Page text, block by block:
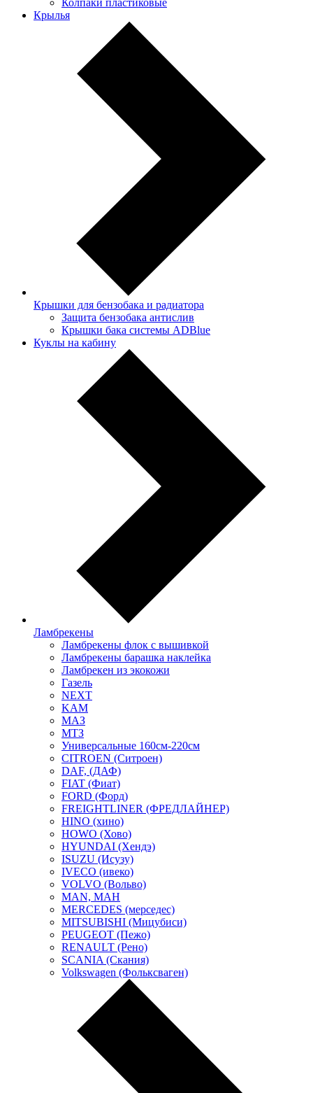
Крылья
Крышки для бензобака и радиатора
Защита бензобака антислив
Крышки бака системы ADBlue
Куклы на кабину
Ламбрекены
Ламбрекены флок с вышивкой
Ламбрекены барашка наклейка
Ламбрекен из экокожи
Газель
NEXT
KAM
МАЗ
МТЗ
Универсальные 160см-220см
CITROEN (Ситроен)
DAF, (ДАФ)
FIAT (Фиат)
FORD (Форд)
FREIGHTLINER (ФРЕДЛАЙНЕР)
HINO (хино)
HOWO (Хово)
HYUNDAI (Хендэ)
ISUZU (Исузу)
IVECO (ивеко)
VOLVO (Вольво)
MAN, МАН
MERCEDES (мерседес)
MITSUBISHI (Мицубиси)
PEUGEOT (Пежо)
RENAULT (Рено)
SCANIA (Скания)
Volkswagen (Фольксваген)